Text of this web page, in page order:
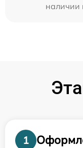
наличии
1